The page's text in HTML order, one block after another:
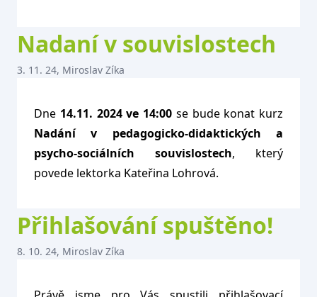
Nadaní v souvislostech
3. 11. 24, Miroslav Zíka
Dne 14.11. 2024 ve 14:00 se bude konat kurz
Nadání v pedagogicko-didaktických a
psycho-sociálních souvislostech, který
povede lektorka Kateřina Lohrová.
Přihlašování spuštěno!
8. 10. 24, Miroslav Zíka